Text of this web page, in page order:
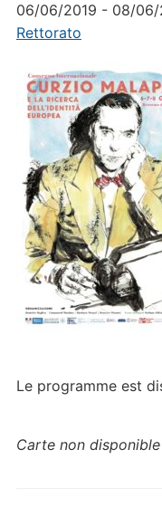
06/06/2019 - 08/06/
Rettorato
Le programme est
Carte non disponible